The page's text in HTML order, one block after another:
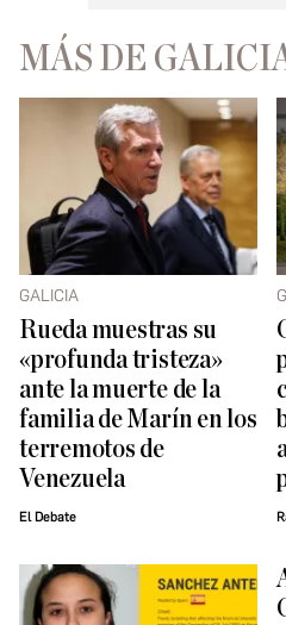
MÁS DE
GALICIA
Rueda muestras su
«profunda tristeza»
ante la muerte de la
familia de Marín en los
terremotos de
Venezuela
El Debate